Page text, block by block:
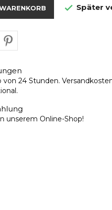
 Später
von 24 Stunden.
unserem Online-Shop!